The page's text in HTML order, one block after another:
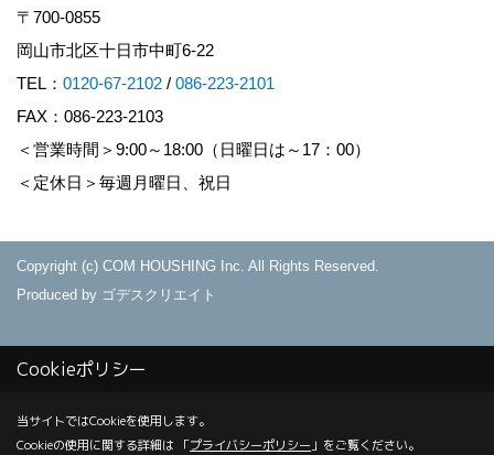
〒700-0855
岡山市北区十日市中町6-22
TEL： 0120-67-2102 / 086-223-2101
FAX：086-223-2103
＜営業時間＞9:00～18:00（日曜日は～17：00）
＜定休日＞毎週月曜日、祝日
Copyright (c) COM HOUSHING Inc. All Rights Reserved.
Produced by ゴデスクリエイト
Cookieポリシー
当サイトではCookieを使用します。
Cookieの使用に関する詳細は 「プライバシーポリシー 」をご覧ください。